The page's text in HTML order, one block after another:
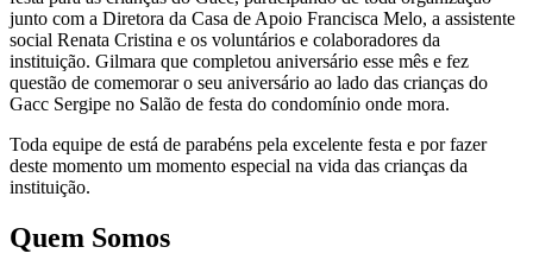
junto com a Diretora da Casa de Apoio Francisca Melo, a assistente
social Renata Cristina e os voluntários e colaboradores da
instituição. Gilmara que completou aniversário esse mês e fez
questão de comemorar o seu aniversário ao lado das crianças do
Gacc Sergipe no Salão de festa do condomínio onde mora.
Toda equipe de está de parabéns pela excelente festa e por fazer
deste momento um momento especial na vida das crianças da
instituição.
Quem Somos